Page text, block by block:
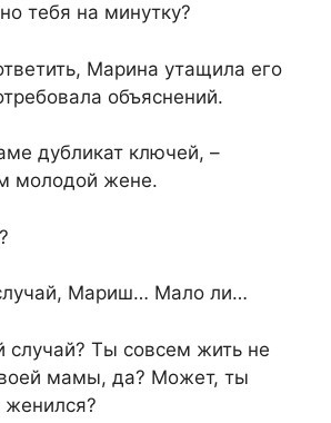
тебя на минутку?
Марина утащила его
объяснений.
дубликат ключей, –
молодой жене.
Мариш… Мало ли…
случай? Ты совсем жить не
мамы, да? Может, ты